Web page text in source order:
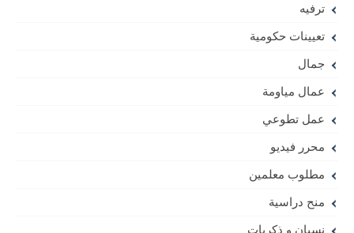
ترفيه
تعيينات حكومية
جمال
عمال مياومة
عمل تطوعي
محرر فيديو
مطلوب معلمين
منح دراسية
نسيان و ذكريات